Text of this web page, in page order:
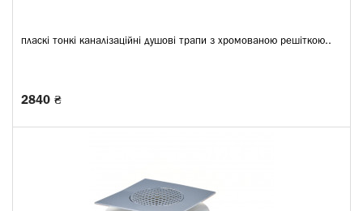
пласкі тонкі каналізаційні душові трапи з хромованою решіткою..
2840 ₴